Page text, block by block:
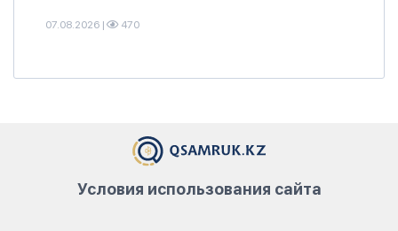
07.08.2026 | 470
Условия использования сайта